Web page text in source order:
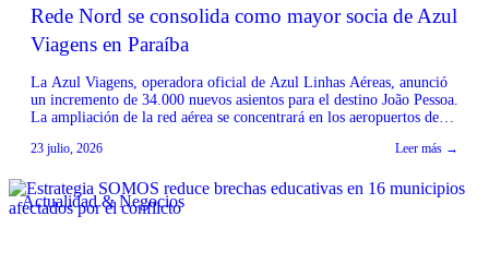
Rede Nord se consolida como mayor socia de Azul
Viagens en Paraíba
La Azul Viagens, operadora oficial de Azul Linhas Aéreas, anunció
un incremento de 34.000 nuevos asientos para el destino João Pessoa.
La ampliación de la red aérea se concentrará en los aeropuertos de
de Paraíba con importantes mercados emisores. Según el CEO de
23 julio, 2026 Leer más →
Actualidad & Negocios